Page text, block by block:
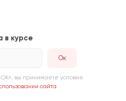
в курсе
вы принимаете условия
сайта